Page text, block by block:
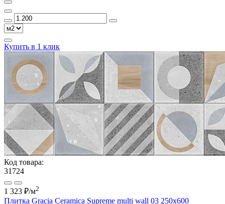
Купить в 1 клик
Код товара:
31724
1 323 ₽/м2
Плитка Gracia Ceramica Supreme multi wall 03 250х600